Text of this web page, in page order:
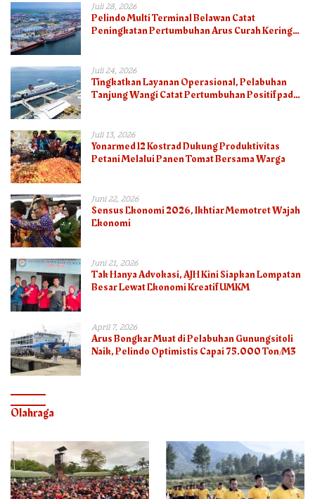
Juli 28, 2026
Pelindo Multi Terminal Belawan Catat
Peningkatan Pertumbuhan Arus Curah Kering
Juli 24, 2026
Tingkatkan Layanan Operasional, Pelabuhan
Tanjung Wangi Catat Pertumbuhan Positif pada
Juli 13, 2026
Yonarmed 12 Kostrad Dukung Produktivitas
Petani Melalui Panen Tomat Bersama Warga
Juni 22, 2026
Sensus Ekonomi 2026, Ikhtiar Memotret Wajah
Ekonomi
Juni 21, 2026
Tak Hanya Advokasi, AJH Kini Siapkan Lompatan
Besar Lewat Ekonomi Kreatif UMKM
April 7, 2026
Arus Bongkar Muat di Pelabuhan Gunungsitoli
Naik, Pelindo Optimistis Capai 75.000 Ton/M3
Olahraga